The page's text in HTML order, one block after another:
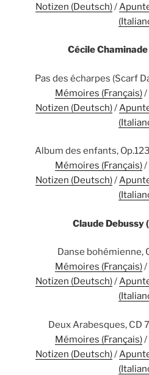
Notizen (Deutsch)/
Cécile
Pas des écharpes (Scarf
Mémoires (Français)/
Notizen (Deutsch)/
Album des enfants,
Mémoires (Français)/
Notizen (Deutsch)/
Claude Debussy
Danse bohémienne,
Mémoires (Français)/
Notizen (Deutsch)/
Deux Arabesques, CD
Mémoires (Français)/
Notizen (Deutsch)/